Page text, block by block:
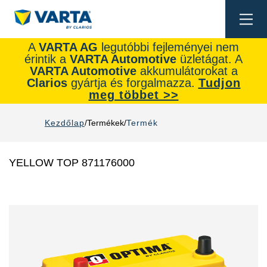
A VARTA AG legutóbbi fejleményei nem
érintik a VARTA Automotive üzletágat. A
VARTA Automotive akkumulátorokat a
Clariosgyártja és forgalmazza. Tudjon
meg többet >>
Kezdőlap Termékek Termék
YELLOW TOP 871176000